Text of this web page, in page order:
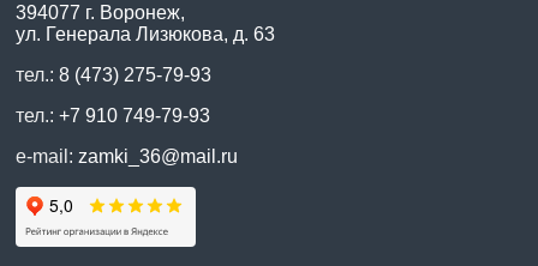
394077 г. Воронеж,
ул. Генерала Лизюкова, д. 63
тел.:8 (473) 275-79-93
тел.:+7 910 749-79-93
e-mail: zamki_36@mail.ru